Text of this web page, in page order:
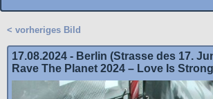
< vorheriges Bild
17.08.2024 - Berlin (Strasse des 17.
Rave The Planet 2024 – Love Is